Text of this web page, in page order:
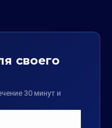
своего
30 минут и